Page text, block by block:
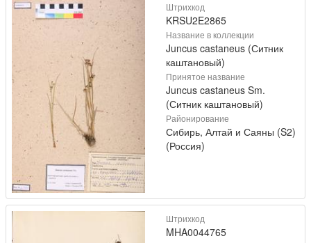
Штрихкод
KRSU2E2865
Название в коллекции
Juncus castaneus (Ситник
каштановый)
Принятое название
Juncus castaneus Sm.
(Ситник каштановый)
Районирование
Сибирь, Алтай и Саяны (S2)
(Россия)
Штрихкод
MHA0044765